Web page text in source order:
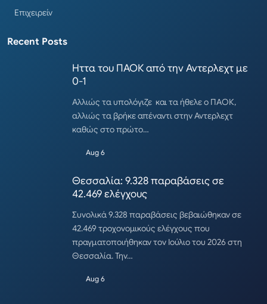
Επιχειρείν
Recent Posts
Ηττα του ΠΑΟΚ από την Αντερλεχτ με
0-1
Αλλιώς τα υπολόγιζε και τα ήθελε ο ΠΑΟΚ,
αλλιώς τα βρήκε απέναντι στην Αντερλεχτ
καθώς στο πρώτο…
Aug 6
Θεσσαλία: 9.328 παραβάσεις σε
42.469 ελέγχους
Συνολικά 9.328 παραβάσεις βεβαιώθηκαν σε
42.469 τροχονομικούς ελέγχους που
πραγματοποιήθηκαν τον Ιούλιο του 2026 στη
Θεσσαλία. Την…
Aug 6